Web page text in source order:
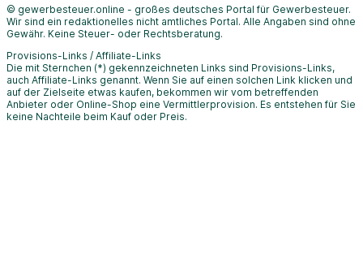
© gewerbesteuer.online - großes deutsches Portal für Gewerbesteuer.
Wir sind ein redaktionelles nicht amtliches Portal. Alle Angaben sind ohne
Gewähr. Keine Steuer- oder Rechtsberatung.
Provisions-Links / Affiliate-Links
Die mit Sternchen (*) gekennzeichneten Links sind Provisions-Links,
auch Affiliate-Links genannt. Wenn Sie auf einen solchen Link klicken und
auf der Zielseite etwas kaufen, bekommen wir vom betreffenden
Anbieter oder Online-Shop eine Vermittlerprovision. Es entstehen für Sie
keine Nachteile beim Kauf oder Preis.